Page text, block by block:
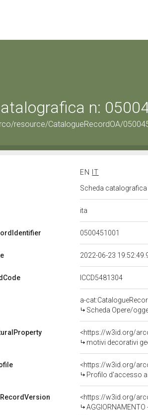
n:
resource/CatalogueRecordOA/
EN
IT
Scheda
ita
0500451001
2022-06-23
ICCD5481304
a-
Scheda Opere/
<https://w3id.org/
motivi decorativi
<https://w3id.org/
Profilo d'accesso
<https://w3id.org/
AGGIORNAMENTO